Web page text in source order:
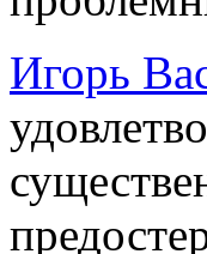
Игорь